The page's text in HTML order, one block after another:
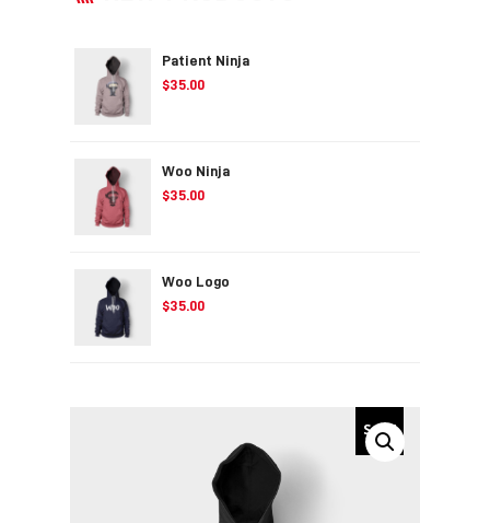
Patient Ninja
$35.00
Woo Ninja
$35.00
Woo Logo
$35.00
Sale!